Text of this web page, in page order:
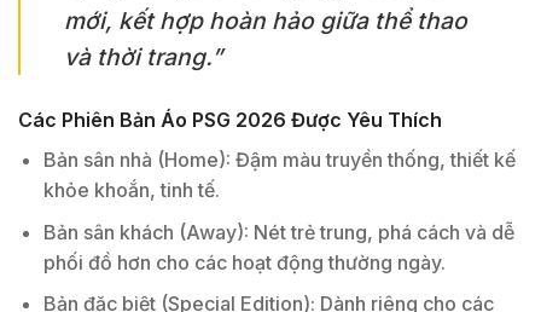
mới, kết hợp hoàn hảo giữa thể thao
và thời trang.”
Các Phiên Bản Áo PSG 2026 Được Yêu Thích
Bản sân nhà (Home): Đậm màu truyền thống, thiết kế
khỏe khoắn, tinh tế.
Bản sân khách (Away): Nét trẻ trung, phá cách và dễ
phối đồ hơn cho các hoạt động thường ngày.
Bản đặc biệt (Special Edition): Dành riêng cho các